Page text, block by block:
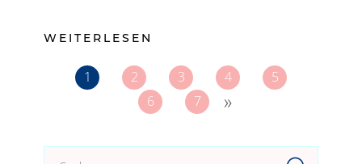
WEITERLESEN
1 2 3 4
5
6
7 »